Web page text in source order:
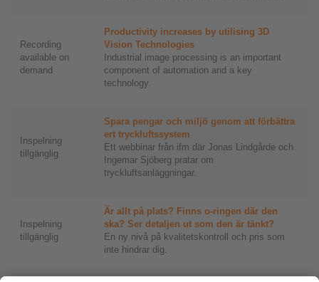
Recording
available on
demand
Productivity increases by utilising 3D
Vision Technologies
Industrial image processing is an important
component of automation and a key
technology.
Inspelning
tillgänglig
Spara pengar och miljö genom att förbättra
ert tryckluftssystem
Ett webbinar från ifm där Jonas Lindgårde och
Ingemar Sjöberg pratar om
tryckluftsanläggningar.
Inspelning
tillgänglig
Är allt på plats? Finns o-ringen där den
ska? Ser detaljen ut som den är tänkt?
En ny nivå på kvalitetskontroll och pris som
inte hindrar dig.